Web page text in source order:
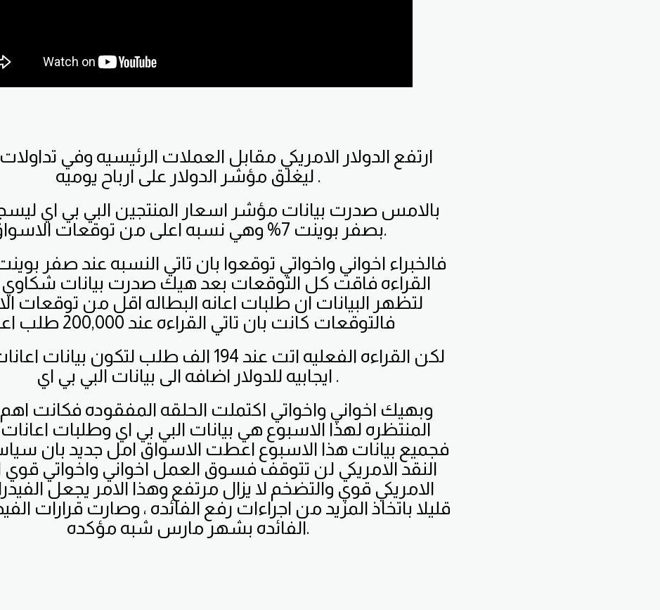
ارتفع الدولار الامريكي مقابل العملات الرئيسيه وفي
ليغلق مؤشر الدولار على ارباح يوميه .
بالامس صدرت بيانات مؤشر اسعار المنتجين البي بي اي
بصفر بوينت 7% وهي نسبه اعلى من توقعات الاسواق.
القراءه فاقت كل التوقعات بعد هيك صدرت بيانات شكاوي
لتظهر البيانات ان طلبات اعانه البطاله اقل من توقعات
فالتوقعات كانت بان تاتي القراءه عند 200,000 طلب اعانه
ايجابيه للدولار اضافه الى بيانات البي بي اي .
وبهيك اخواني واخواتي اكتملت الحلقه المفقوده فكانت اهم
المنتظره لهذا الاسبوع هي بيانات البي بي اي وطلبات اعانات
فجميع بيانات هذا الاسبوع اعطت الاسواق امل جديد بان
النقد الامريكي لن تتوقف فسوق العمل اخواني واخواتي قوي
الامريكي قوي والتضخم لا يزال مرتفع وهذا الامر يجعل
قليلا باتخاذ المزيد من اجراءات رفع الفائده ، وصارت قرارات
الفائده بشهر مارس شبه مؤكده.